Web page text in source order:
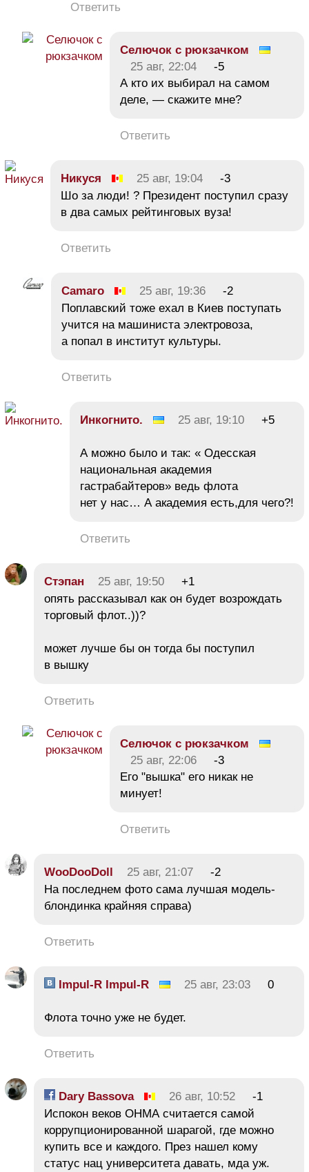
Ответить
Селючок с рюкзачком
25 авг, 22:04
-5
А кто их выбирал на самом
деле, — скажите мне?
Ответить
Никуся 25 авг, 19:04
-3
Шо за люди! ? Президент поступил сразу
в два самых рейтинговых вуза!
Ответить
Camaro 25 авг, 19:36
-2
Поплавский тоже ехал в Киев поступать
учится на машиниста электровоза,
а попал в институт культуры.
Ответить
Инкогнито. 25 авг, 19:10 +5
А можно было и так: « Одесская
национальная академия
гастрабайтеров» ведь флота
нет у нас… А академия есть,для чего?!
Ответить
Стэпан 25 авг, 19:50
+1
опять рассказывал как он будет возрождать
торговый флот..))?
может лучше бы он тогда бы поступил
в вышку
Ответить
Селючок с рюкзачком
25 авг, 22:06
-3
Его "вышка" его никак не
минует!
Ответить
WooDooDoll 25 авг, 21:07
-2
На последнем фото сама лучшая модель-
блондинка крайняя справа)
Ответить
Impul-R Impul-R 25 авг, 23:03 0
Флота точно уже не будет.
Ответить
Dary Bassova 26 авг, 10:52
-1
Испокон веков ОНМА считается самой
коррупционированной шарагой, где можно
купить все и каждого. През нашел кому
статус нац университета давать, мда уж.